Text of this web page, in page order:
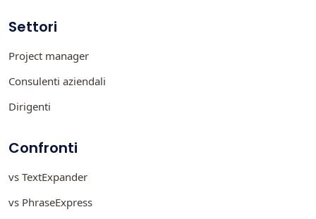
Settori
Project manager
Consulenti aziendali
Dirigenti
Confronti
vs TextExpander
vs PhraseExpress